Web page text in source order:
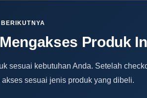
Produk
sesuai kebutuhan Anda. Setelah
akses sesuai jenis produk yang dibeli.